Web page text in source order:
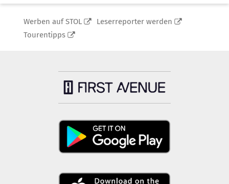
Werben auf STOL
Leserreporter werden
Tourentipps